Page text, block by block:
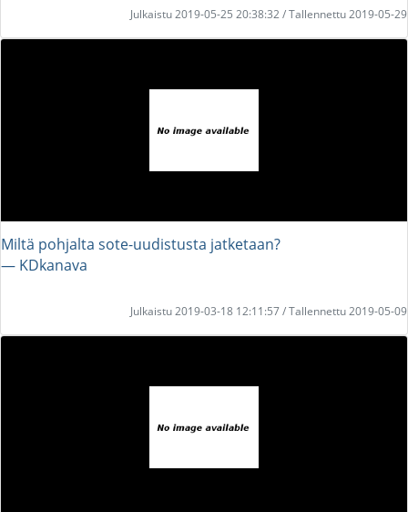
Julkaistu 2019-05-25 20:38:32 / Tallennettu 2019-05-29
Miltä pohjalta sote-uudistusta jatketaan?
― KDkanava
Julkaistu 2019-03-18 12:11:57 / Tallennettu 2019-05-09